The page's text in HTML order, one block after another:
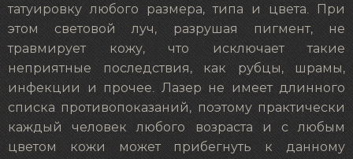
татуировку любого размера, типа и цвета. При
этом световой луч, разрушая пигмент, не
травмирует кожу, что исключает такие
неприятные последствия, как рубцы, шрамы,
инфекции и прочее. Лазер не имеет длинного
списка противопоказаний, поэтому практически
каждый человек любого возраста и с любым
цветом кожи может прибегнуть к данному